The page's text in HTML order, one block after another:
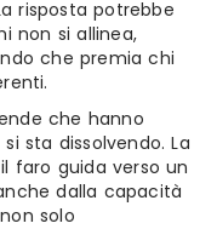
risposta potrebbe
non si allinea,
che premia chi
che hanno
sta dissolvendo. La
faro guida verso un
dalla capacità
solo